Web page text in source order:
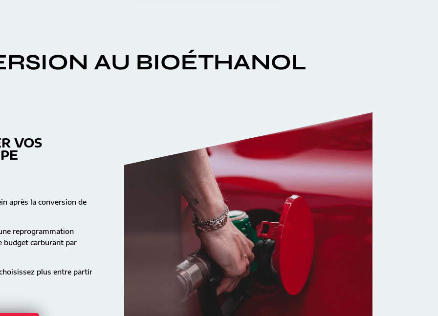
AU BIOÉTHANOL
VOS
après la conversion de
reprogrammation
budget carburant par
plus entre partir